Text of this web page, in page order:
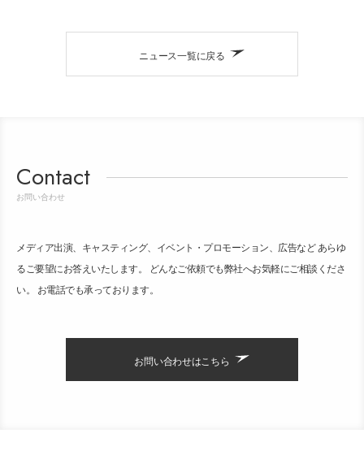
ニュース一覧に戻る
Contact
お問い合わせ
メディア出演、キャスティング、イベント・プロモーション、広告など あらゆ
るご要望にお答えいたします。 どんなご依頼でも弊社へお気軽にご相談くださ
い。 お電話でも承っております。
お問い合わせはこちら